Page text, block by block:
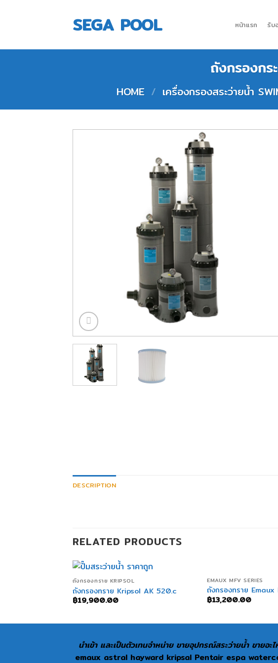
SEGA POOL หน้าแรก รับ
ถังกรองกร
HOME / เครื่องกรองสระว่ายน้ำ
DESCRIPTION
RELATED PRODUCTS
+
ถังกรองทราย KRIPSOL
ถังกรองทราย Kripsol AK 520.c
฿19,900.00
EMAUX MFV SERIES
ถังกรองทราย Emaux
฿13,200.00
นำเข้า และเป็นตัวเทนจำหน่าย ขายอุปกรณ์สระว่ายน้ำ ขายอ
emaux astral hayward kripsal Pentair espa